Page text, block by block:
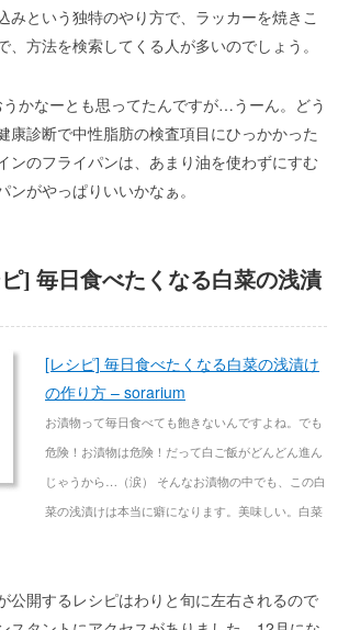
みという独特のやり方で、ラッカーを焼きこ
、方法を検索してくる人が多いのでしょう。
かなーとも思ってたんですが…うーん。どう
康診断で中性脂肪の検査項目にひっかかった
ンのフライパンは、あまり油を使わずにすむ
がやっぱりいいかなぁ。
] 毎日食べたくなる白菜の浅漬
[レシピ] 毎日食べたくなる白菜の浅漬け
の作り方 – sorarium
お漬物って毎日食べても飽きないんですよね。でも
危険！お漬物は危険！だって白ご飯がどんどん進ん
じゃうから…（涙） そんなお漬物の中でも、この白
菜の浅漬けは本当に癖になります。美味しい。白菜
公開するレシピはわりと旬に左右されるので